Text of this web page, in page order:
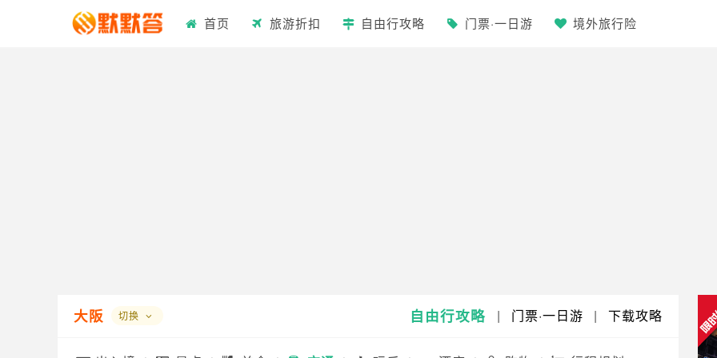
首页 旅游折扣 自由行攻略 门票·一日游 境外旅行险
大阪 切换 自由行攻略 | 门票·一日游 | 下载攻略